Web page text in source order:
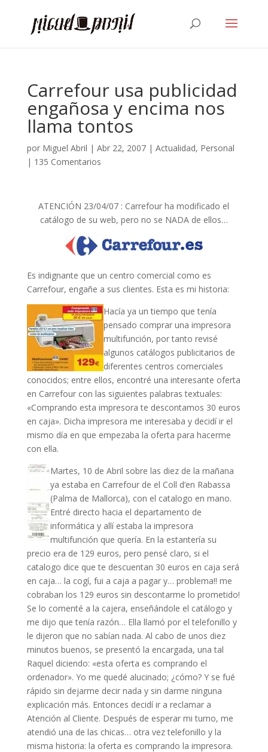
Carrefour usa publicidad
engañosa y encima nos
llama tontos
por Miguel Abril | Abr 22, 2007| Actualidad, Personal
| 135 Comentarios
ATENCIÓN 23/04/07 : Carrefour ha modificado el
catálogo de su web, pero no se NADA de ellos…
Es indignante que un centro comercial como es
Carrefour, engañe a sus clientes. Esta es mi historia:
Hacía ya un tiempo que tenía
pensado comprar una impresora
multifunción, por tanto revisé
algunos catálogos publicitarios de
diferentes centros comerciales
conocidos; entre ellos, encontré una interesante oferta
en Carrefour con las siguientes palabras textuales:
«Comprando esta impresora te descontamos 30 euros
en caja». Dicha impresora me interesaba y decidí ir el
mismo día en que empezaba la oferta para hacerme
con ella.
Martes, 10 de Abril sobre las diez de la mañana
ya estaba en Carrefour de el Coll d’en Rabassa
(Palma de Mallorca), con el catalogo en mano.
Entré directo hacia el departamento de
informática y allí estaba la impresora
multifunción que quería. En la estantería su
precio era de 129 euros, pero pensé claro, si el
catalogo dice que te descuentan 30 euros en caja será
en caja… la cogí, fui a caja a pagar y… problema!! me
cobraban los 129 euros sin descontarme lo prometido!
Se lo comenté a la cajera, enseñándole el catálogo y
me dijo que tenía razón… Ella llamó por el telefonillo y
le dijeron que no sabían nada. Al cabo de unos diez
minutos buenos, se presentó la encargada, una tal
Raquel diciendo: «esta oferta es comprando el
ordenador». Yo me quedé alucinado; ¿cómo? Y se fué
rápido sin dejarme decir nada y sin darme ninguna
explicación más. Entonces decidí ir a reclamar a
Atención al Cliente. Después de esperar mi turno, me
atendió una de las chicas… otra vez telefonillo y la
misma historia: la oferta es comprando la impresora.